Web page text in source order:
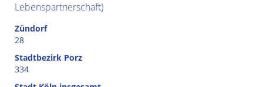
Lebenspartnerschaft)
Zündorf
28
Stadtbezirk Porz
334